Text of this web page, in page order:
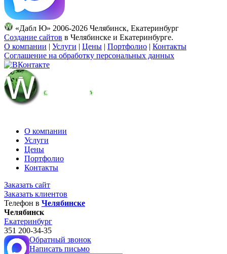
«Дабл Ю» 2006-2026 Челябинск, Екатеринбург
Создание сайтов в Челябинске и Екатеринбурге.
О компании | Услуги | Цены | Портфолио | Контакты
Соглашение на обработку персональных данных
О компании
Услуги
Цены
Портфолио
Контакты
Заказать сайт
Заказать клиентов
Телефон в Челябинске
Челябинск
Екатеринбург
351 200-34-35
Обратный звонок
Написать письмо